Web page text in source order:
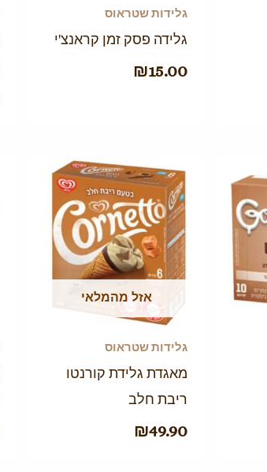
גלידות שטראוס
גלידה פסק זמן קראנצ'י
₪15.00
אזל מהמלאי
גלידות שטראוס
מאגדת גלידת קורנטו
ריבת חלב
₪49.90